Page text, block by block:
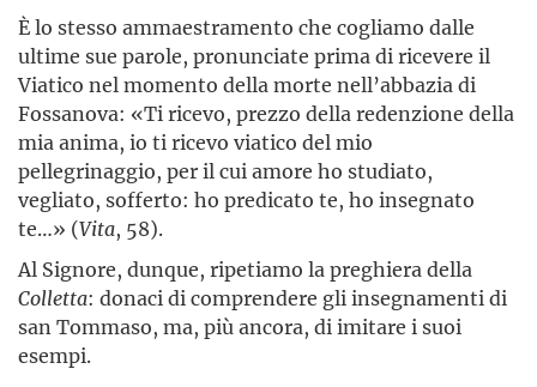
È lo stesso ammaestramento che cogliamo dalle
ultime sue parole, pronunciate prima di ricevere il
Viatico nel momento della morte nell’abbazia di
Fossanova: «Ti ricevo, prezzo della redenzione della
mia anima, io ti ricevo viatico del mio
pellegrinaggio, per il cui amore ho studiato,
vegliato, sofferto: ho predicato te, ho insegnato
te…» (Vita, 58).
Al Signore, dunque, ripetiamo la preghiera della
Colletta: donaci di comprendere gli insegnamenti di
san Tommaso, ma, più ancora, di imitare i suoi
esempi.